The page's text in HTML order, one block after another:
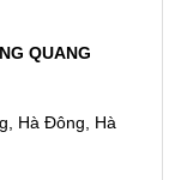
QUANG
Hà Đông, Hà